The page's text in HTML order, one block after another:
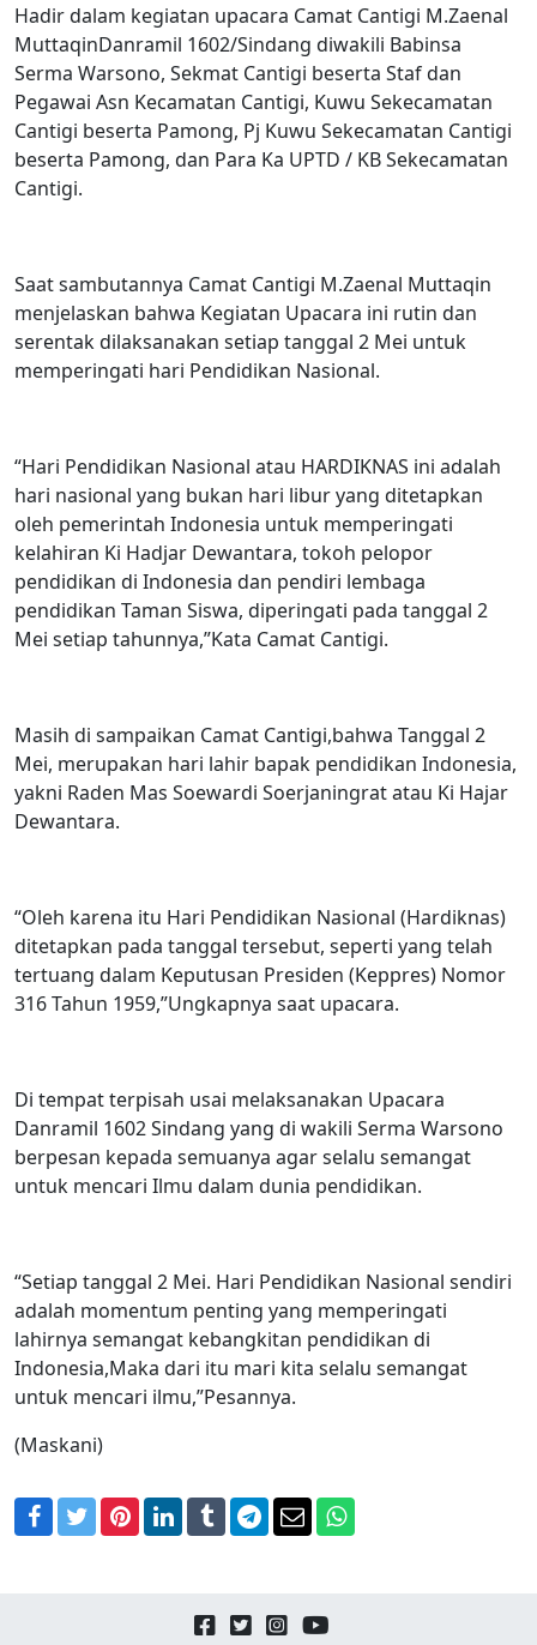
Hadir dalam kegiatan upacara Camat Cantigi M.Zaenal
MuttaqinDanramil 1602/Sindang diwakili Babinsa
Serma Warsono, Sekmat Cantigi beserta Staf dan
Pegawai Asn Kecamatan Cantigi, Kuwu Sekecamatan
Cantigi beserta Pamong, Pj Kuwu Sekecamatan Cantigi
beserta Pamong, dan Para Ka UPTD / KB Sekecamatan
Cantigi.
Saat sambutannya Camat Cantigi M.Zaenal Muttaqin
menjelaskan bahwa Kegiatan Upacara ini rutin dan
serentak dilaksanakan setiap tanggal 2 Mei untuk
memperingati hari Pendidikan Nasional.
“Hari Pendidikan Nasional atau HARDIKNAS ini adalah
hari nasional yang bukan hari libur yang ditetapkan
oleh pemerintah Indonesia untuk memperingati
kelahiran Ki Hadjar Dewantara, tokoh pelopor
pendidikan di Indonesia dan pendiri lembaga
pendidikan Taman Siswa, diperingati pada tanggal 2
Mei setiap tahunnya,”Kata Camat Cantigi.
Masih di sampaikan Camat Cantigi,bahwa Tanggal 2
Mei, merupakan hari lahir bapak pendidikan Indonesia,
yakni Raden Mas Soewardi Soerjaningrat atau Ki Hajar
Dewantara.
“Oleh karena itu Hari Pendidikan Nasional (Hardiknas)
ditetapkan pada tanggal tersebut, seperti yang telah
tertuang dalam Keputusan Presiden (Keppres) Nomor
316 Tahun 1959,”Ungkapnya saat upacara.
Di tempat terpisah usai melaksanakan Upacara
Danramil 1602 Sindang yang di wakili Serma Warsono
berpesan kepada semuanya agar selalu semangat
untuk mencari Ilmu dalam dunia pendidikan.
“Setiap tanggal 2 Mei. Hari Pendidikan Nasional sendiri
adalah momentum penting yang memperingati
lahirnya semangat kebangkitan pendidikan di
Indonesia,Maka dari itu mari kita selalu semangat
untuk mencari ilmu,”Pesannya.
(Maskani)
Facebook
TwitterPinterest
LinkedIn
TumblrTelegram
EmailWhatsApp